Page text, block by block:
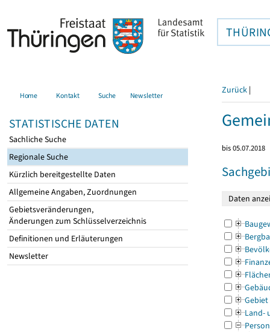
Home Kontakt Suche Newsletter
STATISTISCHE DATEN
Sachliche Suche
Regionale Suche
Kürzlich bereitgestellte Daten
Allgemeine Angaben, Zuordnungen
Gebietsveränderungen,
Änderungen zum Schlüsselverzeichnis
Definitionen und Erläuterungen
Newsletter
Zurück |
bis 05.07.2018
Gebiet
Land-